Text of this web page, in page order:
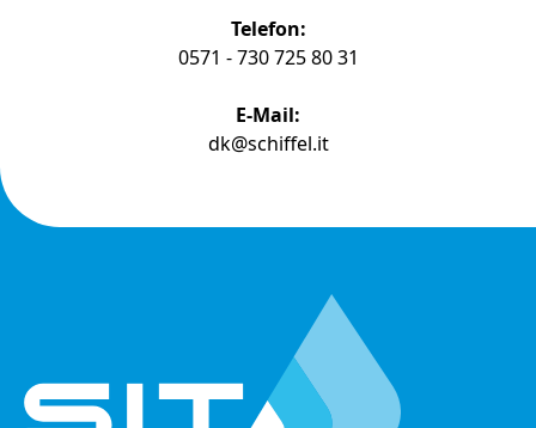
Telefon:
0571 - 730 725 80 31
E-Mail:
dk@schiffel.it